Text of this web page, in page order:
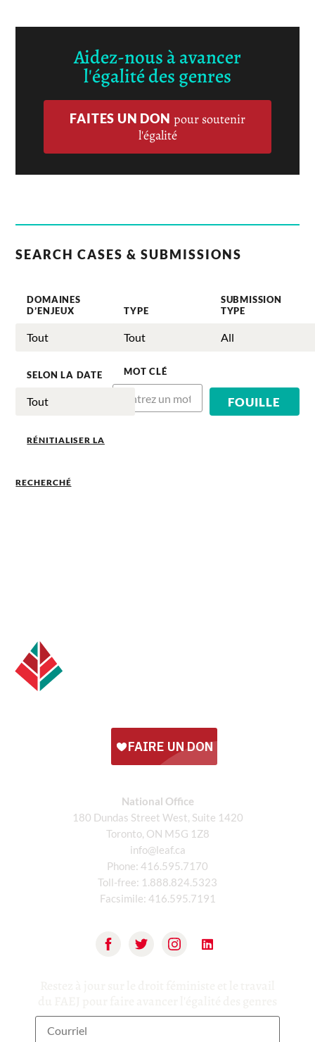
Aidez-nous à avancer
l'égalité des genres
FAITES UN DON pour soutenir
l'égalité
SEARCH CASES & SUBMISSIONS
DOMAINES
D’ENJEUX
TYPE
SUBMISSION
TYPE
SELON LA DATE MOT CLÉ
RÉNITIALISER LA
RECHERCHÉ
National Office
180 Dundas Street West, Suite 1420
Toronto, ON M5G 1Z8
info@leaf.ca
Phone: 416.595.7170
Toll-free: 1.888.824.5323
Facsimile: 416.595.7191